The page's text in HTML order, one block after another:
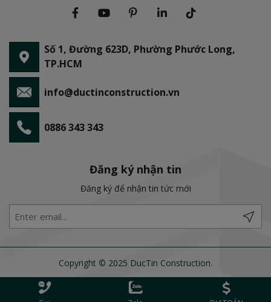
Số 1, Đường 623D, Phường Phước Long,
TP.HCM
info@ductinconstruction.vn
0886 343 343
Đăng ký nhận tin
Đăng ký để nhận tin tức mới
Copyright © 2025 DucTin Construction.